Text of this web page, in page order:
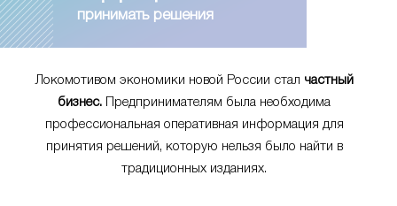
принимать решения
Локомотивом экономики новой России стал частный
бизнес. Предпринимателям была необходима
профессиональная оперативная информация для
принятия решений, которую нельзя было найти в
традиционных изданиях.